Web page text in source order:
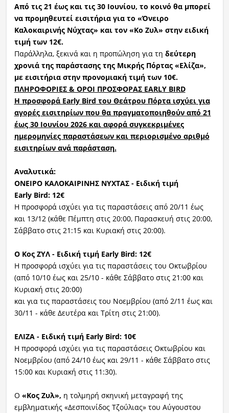
Από τις 21 έως και τις 30 Ιουνίου, το κοινό θα μπορεί
να προμηθευτεί εισιτήρια για το «Όνειρο
Καλοκαιρινής Νύχτας» και τον «Κο Ζυλ» στην ειδική
τιμή των 12€.
Παράλληλα, ξεκινά και η προπώληση για τη δεύτερη
χρονιά της παράστασης της Μικρής Πόρτας «Ελίζα»,
με εισιτήρια στην προνομιακή τιμή των 10€.
ΠΛΗΡΟΦΟΡΙΕΣ & ΟΡΟΙ ΠΡΟΣΦΟΡΑΣ EARLY BIRD
Η προσφορά Early Bird του Θεάτρου Πόρτα ισχύει για
αγορές εισιτηρίων που θα πραγματοποιηθούν από 21
έως 30 Ιουνίου 2026 και αφορά συγκεκριμένες
ημερομηνίες παραστάσεων και περιορισμένο αριθμό
εισιτηρίων ανά παράσταση.
Αναλυτικά:
ΟΝΕΙΡΟ ΚΑΛΟΚΑΙΡΙΝΗΣ ΝΥΧΤΑΣ - Ειδική τιμή
Early Bird: 12€
Η προσφορά ισχύει για τις παραστάσεις από 20/11 έως
και 13/12 (κάθε Πέμπτη στις 20:00, Παρασκευή στις 20:00,
Σάββατο στις 21:15 και Κυριακή στις 20:00).
Ο Κος ΖΥΛ - Ειδική τιμή Early Bird: 12€
Η προσφορά ισχύει για τις παραστάσεις του Οκτωβρίου
(από 10/10 έως και 25/10 - κάθε Σάββατο στις 21:00 και
Κυριακή στις 20:00)
και για τις παραστάσεις του Νοεμβρίου (από 2/11 έως και
30/11 - κάθε Δευτέρα και Τρίτη στις 21:00).
ΕΛΙΖΑ - Ειδική τιμή Early Bird: 10€
Η προσφορά ισχύει για τις παραστάσεις Οκτωβρίου και
Νοεμβρίου (από 24/10 έως και 29/11 - κάθε Σάββατο στις
15:00 και Κυριακή στις 11:30).
Ο «Κος Ζυλ», η τολμηρή σκηνική μεταγραφή της
εμβληματικής «Δεσποινίδος Τζούλιας» του Αύγουστου